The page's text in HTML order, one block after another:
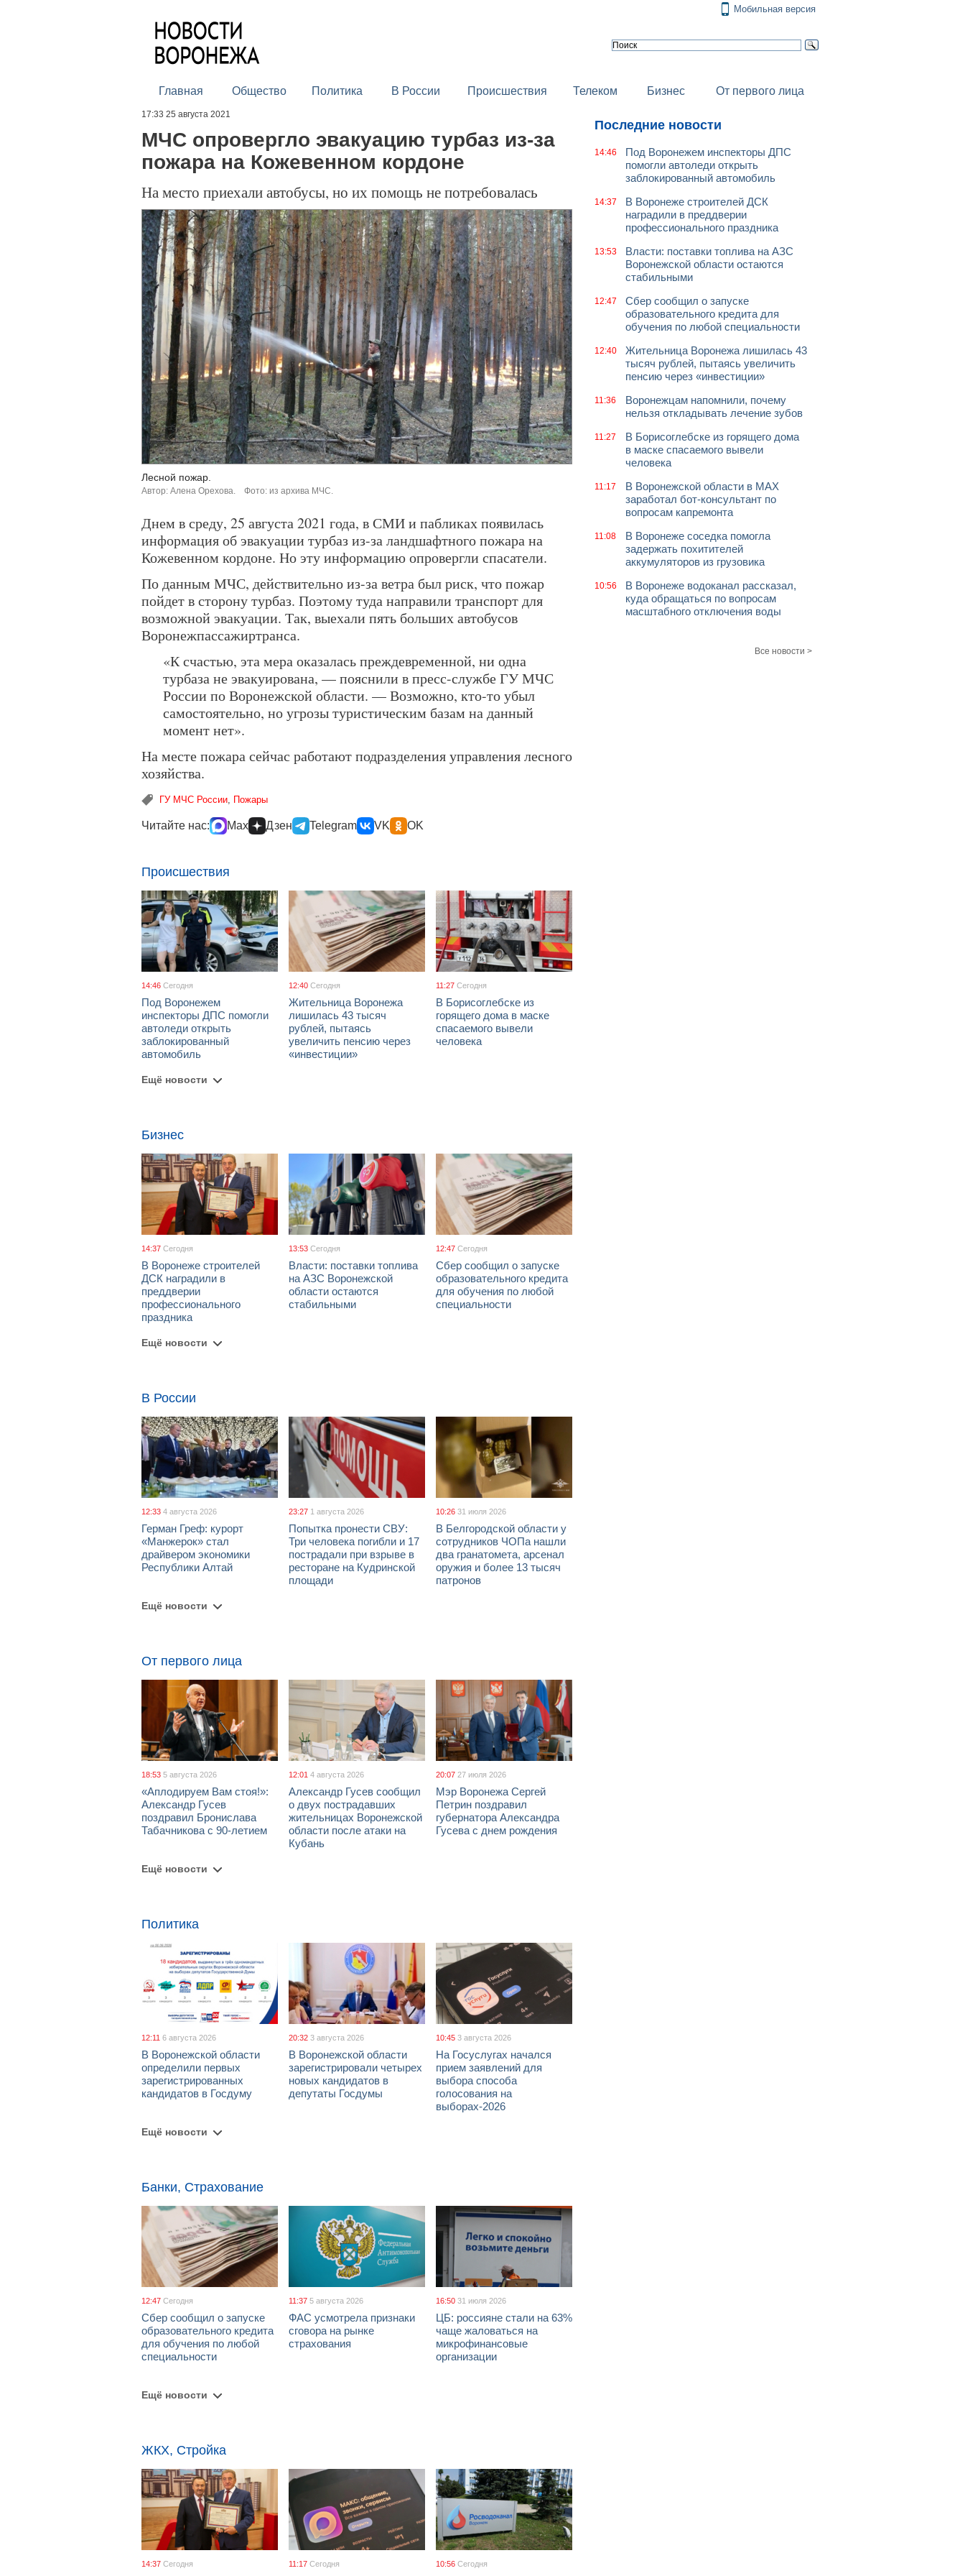
Мобильная версия
Главная Общество Политика В России Происшествия Телеком Бизнес От первого лица
17:33 25 августа 2021
МЧС опровергло эвакуацию турбаз из-за
пожара на Кожевенном кордоне
На место приехали автобусы, но их помощь не потребовалась
Лесной пожар.
Автор: Алена Орехова. Фото: из архива МЧС.
Днем в среду, 25 августа 2021 года, в СМИ и пабликах появилась
информация об эвакуации турбаз из-за ландшафтного пожара на
Кожевенном кордоне. Но эту информацию опровергли спасатели.
По данным МЧС, действительно из-за ветра был риск, что пожар
пойдет в сторону турбаз. Поэтому туда направили транспорт для
возможной эвакуации. Так, выехали пять больших автобусов
Воронежпассажиртранса.
«К счастью, эта мера оказалась преждевременной, ни одна
турбаза не эвакуирована, — пояснили в пресс-службе ГУ МЧС
России по Воронежской области. — Возможно, кто-то убыл
самостоятельно, но угрозы туристическим базам на данный
момент нет».
На месте пожара сейчас работают подразделения управления лесного
хозяйства.
ГУ МЧС России, Пожары
Читайте нас: Max Дзен Telegram VK OK
Происшествия
14:46 Сегодня
Под Воронежем
инспекторы ДПС помогли
автоледи открыть
заблокированный
автомобиль
12:40 Сегодня
Жительница Воронежа
лишилась 43 тысяч
рублей, пытаясь
увеличить пенсию через
«инвестиции»
11:27 Сегодня
В Борисоглебске из
горящего дома в маске
спасаемого вывели
человека
Ещё новости
Бизнес
14:37 Сегодня
В Воронеже строителей
ДСК наградили в
преддверии
профессионального
праздника
13:53 Сегодня
Власти: поставки топлива
на АЗС Воронежской
области остаются
стабильными
12:47 Сегодня
Сбер сообщил о запуске
образовательного кредита
для обучения по любой
специальности
Ещё новости
В России
12:33 4 августа 2026
Герман Греф: курорт
«Манжерок» стал
драйвером экономики
Республики Алтай
23:27 1 августа 2026
Попытка пронести СВУ:
Три человека погибли и 17
пострадали при взрыве в
ресторане на Кудринской
площади
10:26 31 июля 2026
В Белгородской области у
сотрудников ЧОПа нашли
два гранатомета, арсенал
оружия и более 13 тысяч
патронов
Ещё новости
От первого лица
18:53 5 августа 2026
«Аплодируем Вам стоя!»:
Александр Гусев
поздравил Бронислава
Табачникова с 90-летием
12:01 4 августа 2026
Александр Гусев сообщил
о двух пострадавших
жительницах Воронежской
области после атаки на
Кубань
20:07 27 июля 2026
Мэр Воронежа Сергей
Петрин поздравил
губернатора Александра
Гусева с днем рождения
Ещё новости
Политика
12:11 6 августа 2026
В Воронежской области
определили первых
зарегистрированных
кандидатов в Госдуму
20:32 3 августа 2026
В Воронежской области
зарегистрировали четырех
новых кандидатов в
депутаты Госдумы
10:45 3 августа 2026
На Госуслугах начался
прием заявлений для
выбора способа
голосования на
выборах-2026
Ещё новости
Банки, Страхование
12:47 Сегодня
Сбер сообщил о запуске
образовательного кредита
для обучения по любой
специальности
11:37 5 августа 2026
ФАС усмотрела признаки
сговора на рынке
страхования
16:50 31 июля 2026
ЦБ: россияне стали на 63%
чаще жаловаться на
микрофинансовые
организации
Ещё новости
ЖКХ, Стройка
14:37 Сегодня 11:17 Сегодня 10:56 Сегодня
Последние новости
14:46
Под Воронежем инспекторы ДПС
помогли автоледи открыть
заблокированный автомобиль
14:37
В Воронеже строителей ДСК
наградили в преддверии
профессионального праздника
13:53
Власти: поставки топлива на АЗС
Воронежской области остаются
стабильными
12:47
Сбер сообщил о запуске
образовательного кредита для
обучения по любой специальности
12:40
Жительница Воронежа лишилась 43
тысяч рублей, пытаясь увеличить
пенсию через «инвестиции»
11:36
Воронежцам напомнили, почему
нельзя откладывать лечение зубов
11:27
В Борисоглебске из горящего дома
в маске спасаемого вывели
человека
11:17
В Воронежской области в МАХ
заработал бот-консультант по
вопросам капремонта
11:08
В Воронеже соседка помогла
задержать похитителей
аккумуляторов из грузовика
10:56
В Воронеже водоканал рассказал,
куда обращаться по вопросам
масштабного отключения воды
Все новости >